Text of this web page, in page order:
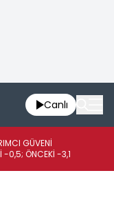
Canlı
GÜVENİ
-0,5; ÖNCEKİ -3,1